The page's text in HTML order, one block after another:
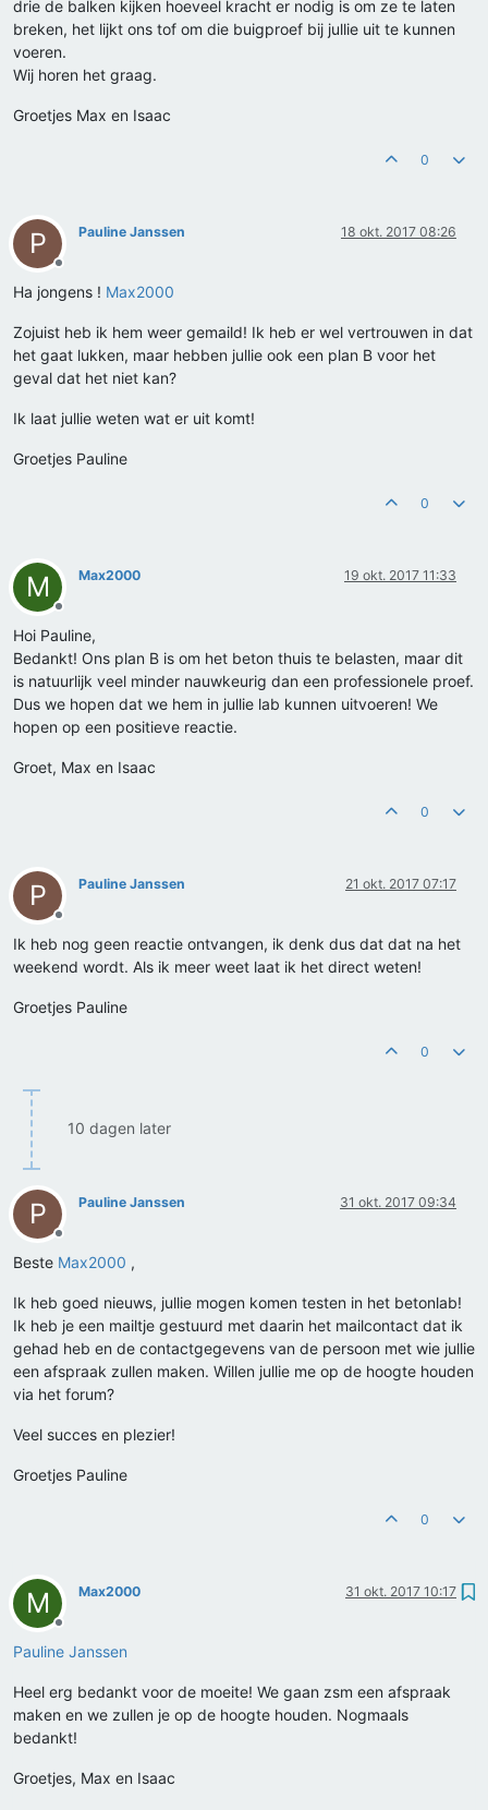
drie de balken kijken hoeveel kracht er nodig is om ze te laten
breken, het lijkt ons tof om die buigproef bij jullie uit te kunnen
voeren.
Wij horen het graag.
Groetjes Max en Isaac
0
P
Offline
Pauline Janssen 18 okt. 2017 08:26
Ha jongens ! Max2000
Zojuist heb ik hem weer gemaild! Ik heb er wel vertrouwen in dat
het gaat lukken, maar hebben jullie ook een plan B voor het
geval dat het niet kan?
Ik laat jullie weten wat er uit komt!
Groetjes Pauline
0
M
Offline
Max2000 19 okt. 2017 11:33
Hoi Pauline,
Bedankt! Ons plan B is om het beton thuis te belasten, maar dit
is natuurlijk veel minder nauwkeurig dan een professionele proef.
Dus we hopen dat we hem in jullie lab kunnen uitvoeren! We
hopen op een positieve reactie.
Groet, Max en Isaac
0
P
Offline
Pauline Janssen 21 okt. 2017 07:17
Ik heb nog geen reactie ontvangen, ik denk dus dat dat na het
weekend wordt. Als ik meer weet laat ik het direct weten!
Groetjes Pauline
0
10 dagen later
P
Offline
Pauline Janssen 31 okt. 2017 09:34
Beste Max2000 ,
Ik heb goed nieuws, jullie mogen komen testen in het betonlab!
Ik heb je een mailtje gestuurd met daarin het mailcontact dat ik
gehad heb en de contactgegevens van de persoon met wie jullie
een afspraak zullen maken. Willen jullie me op de hoogte houden
via het forum?
Veel succes en plezier!
Groetjes Pauline
0
M
Offline
Max2000 31 okt. 2017 10:17
Pauline Janssen
Heel erg bedankt voor de moeite! We gaan zsm een afspraak
maken en we zullen je op de hoogte houden. Nogmaals
bedankt!
Groetjes, Max en Isaac